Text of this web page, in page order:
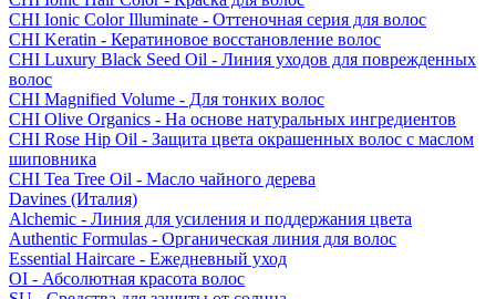
CHI Ionic Color Illuminate - Оттеночная серия для волос
CHI Keratin - Кератиновое восстановление волос
CHI Luxury Black Seed Oil - Линия уходов для поврежденных
волос
CHI Magnified Volume - Для тонких волос
CHI Olive Organics - На основе натуральных ингредиентов
CHI Rose Hip Oil - Защита цвета окрашенных волос с маслом
шиповника
CHI Tea Tree Oil - Масло чайного дерева
Davines (Италия)
Alchemic - Линия для усиления и поддержания цвета
Authentic Formulas - Органическая линия для волос
Essential Haircare - Eжедневный уход
OI - Абсолютная красота волос